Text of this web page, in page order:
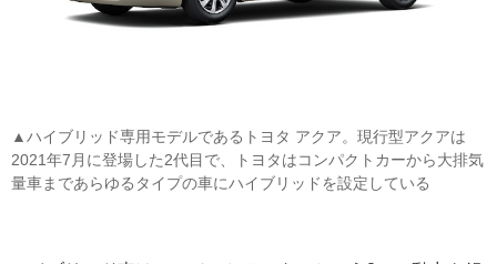
▲ハイブリッド専用モデルであるトヨタ アクア。現行型アクアは
2021年7月に登場した2代目で、トヨタはコンパクトカーから大排気
量車まであらゆるタイプの車にハイブリッドを設定している